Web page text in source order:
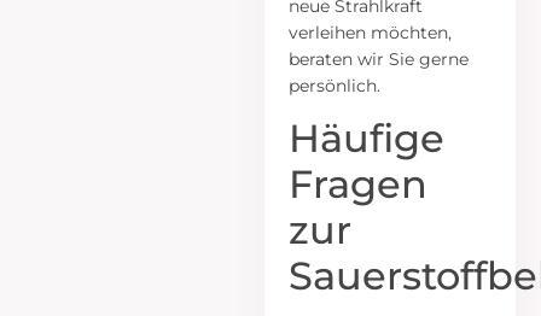
neue Strahlkraft
verleihen möchten,
beraten wir Sie gerne
persönlich.
Häufige
Fragen
zur